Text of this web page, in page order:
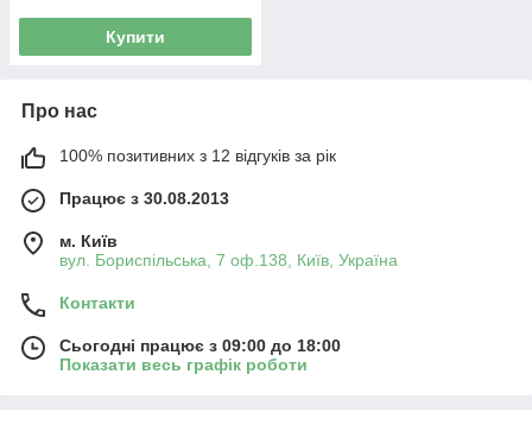
Купити
Про нас
100% позитивних з 12 відгуків за рік
Працює з 30.08.2013
м. Київ
вул. Бориспільська, 7 оф.138, Київ, Україна
Контакти
Сьогодні працює з 09:00 до 18:00
Показати весь графік роботи